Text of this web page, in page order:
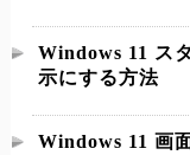
Windows 11 ス
示にする方法
Windows 11 画